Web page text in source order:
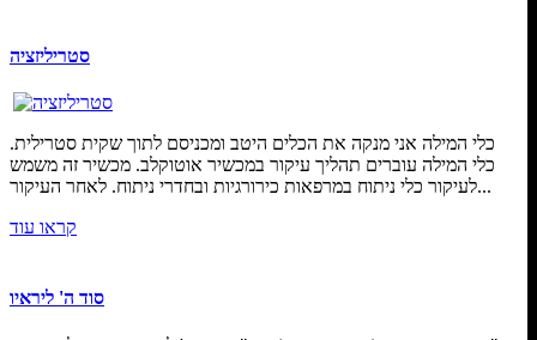
סטריליזציה
כלי המילה אני מנקה את הכלים היטב ומכניסם לתוך שקית סטרילית.
כלי המילה עוברים תהליך עיקור במכשיר אוטוקלב. מכשיר זה משמש
לעיקור כלי ניתוח במרפאות כירורגיות ובחדרי ניתוח. לאחר העיקור...
קראו עוד
סוד ה' ליראיו